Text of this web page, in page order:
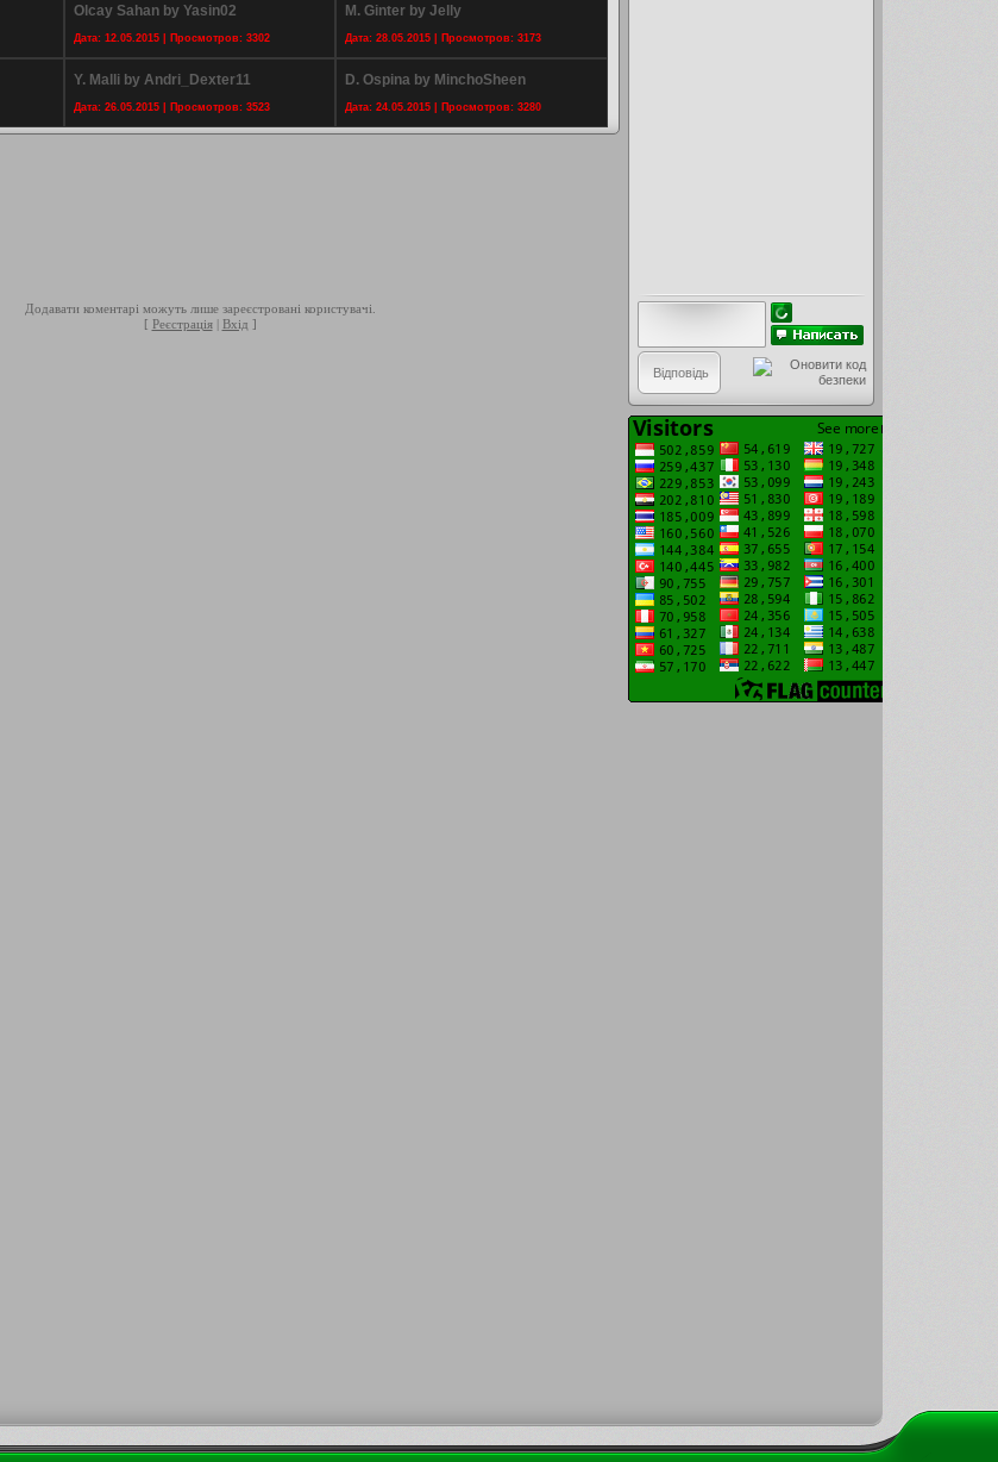
Olcay Sahan by Yasin02
Дата: 12.05.2015 | Просмотров: 3302
M. Ginter by Jelly
Дата: 28.05.2015 | Просмотров: 3173
Y. Malli by Andri_Dexter11
Дата: 26.05.2015 | Просмотров: 3523
D. Ospina by MinchoSheen
Дата: 24.05.2015 | Просмотров: 3280
Додавати коментарі можуть лише зареєстровані користувачі.
[ Реєстрація| Вхід ]